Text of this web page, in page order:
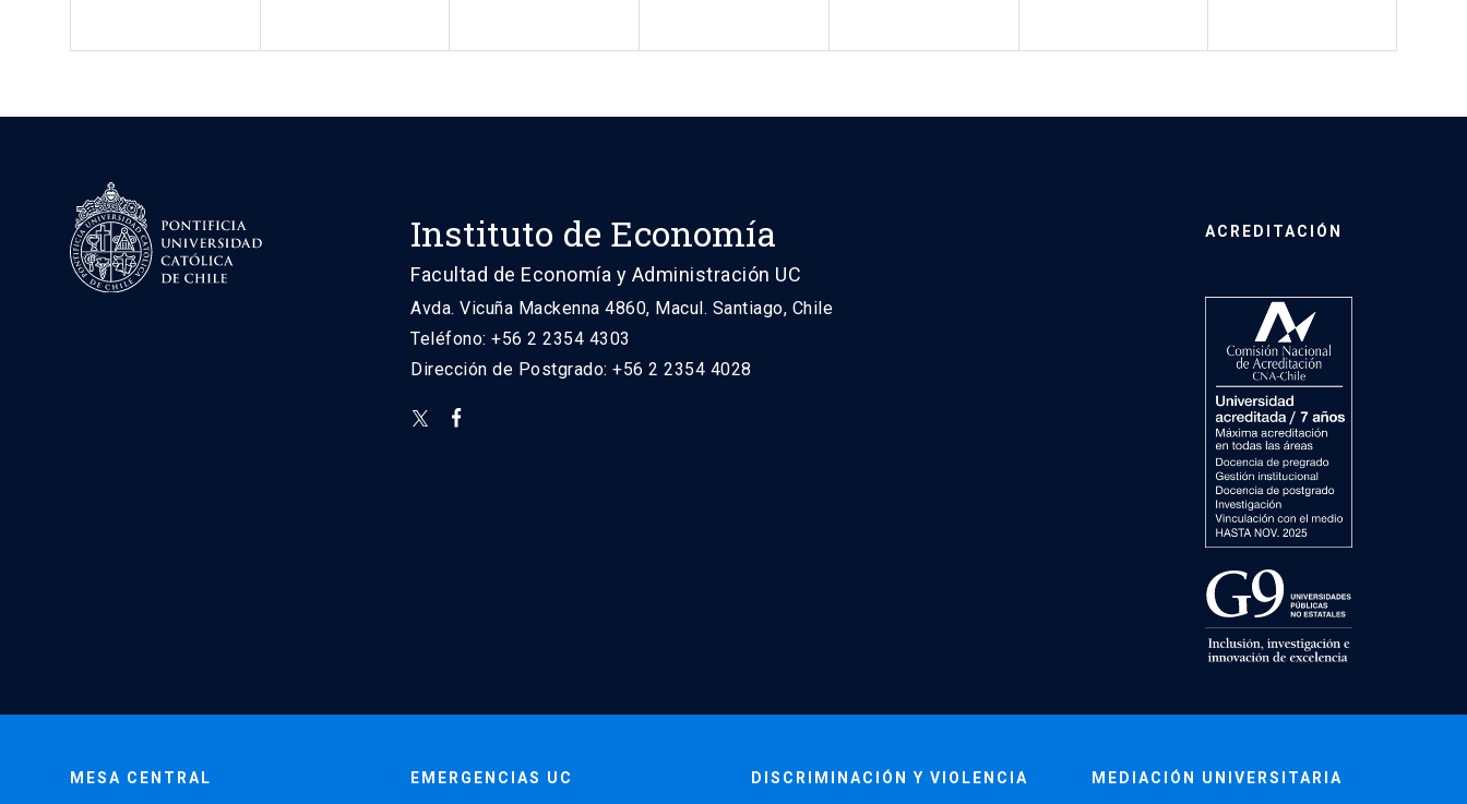
Instituto de Economía
Facultad de Economía y Administración UC
Avda. Vicuña Mackenna 4860, Macul. Santiago, Chile
Teléfono: +56 2 2354 4303
Dirección de Postgrado: +56 2 2354 4028
ACREDITACIÓN
MESA CENTRAL EMERGENCIAS UC DISCRIMINACIÓN Y VIOLENCIA MEDIACIÓN UNIVERSITARIA